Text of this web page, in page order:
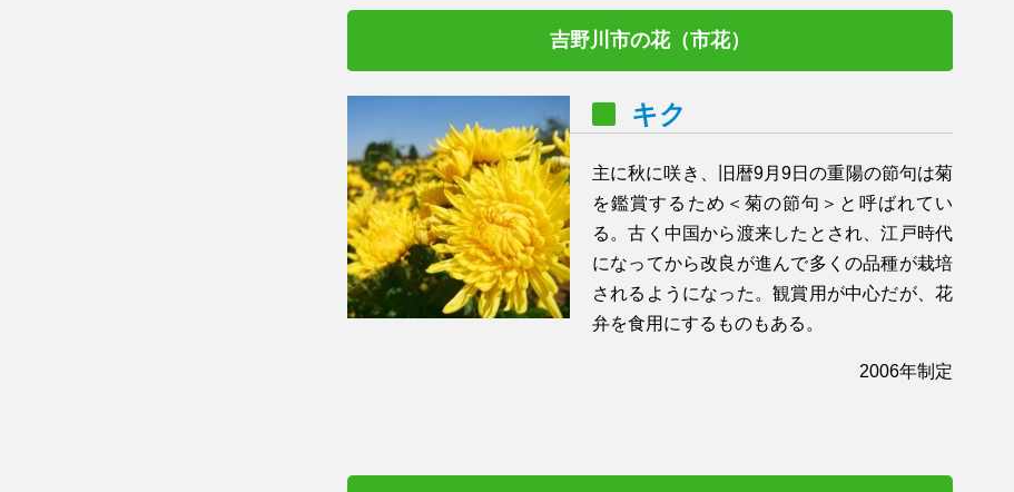
吉野川市の花（市花）
キク
主に秋に咲き、旧暦9月9日の重陽の節句は菊
を鑑賞するため＜菊の節句＞と呼ばれてい
る。古く中国から渡来したとされ、江戸時代
になってから改良が進んで多くの品種が栽培
されるようになった。観賞用が中心だが、花
弁を食用にするものもある。
2006年制定